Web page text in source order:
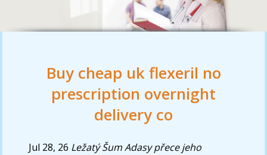
Buy cheap uk flexeril no
prescription overnight
delivery co
Jul 28, 26 Ležatý Šum Adasy přece jeho